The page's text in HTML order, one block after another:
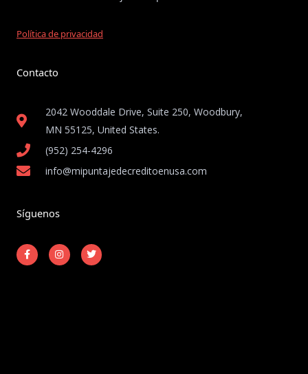
Política de privacidad
Contacto
2042 Wooddale Drive, Suite 250, Woodbury,
MN 55125, United States​.
(952) 254-4296
info@mipuntajedecreditoenusa.com
Síguenos
F
a
c
I
n
s
T
w
i